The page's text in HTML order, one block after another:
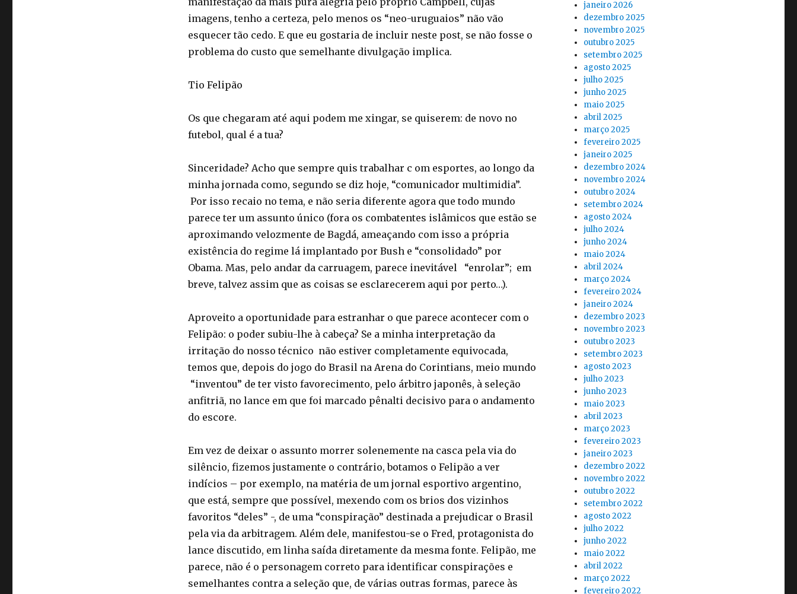
imagens, tenho a certeza, pelo menos os “neo-uruguaios” não vão
esquecer tão cedo. E que eu gostaria de incluir neste post, se não fosse o
problema do custo que semelhante divulgação implica.
Tio Felipão
Os que chegaram até aqui podem me xingar, se quiserem: de novo no
futebol, qual é a tua?
Sinceridade? Acho que sempre quis trabalhar c om esportes, ao longo da
minha jornada como, segundo se diz hoje, “comunicador multimidia”.
Por isso recaio no tema, e não seria diferente agora que todo mundo
parece ter um assunto único (fora os combatentes islâmicos que estão se
aproximando velozmente de Bagdá, ameaçando com isso a própria
existência do regime lá implantado por Bush e “consolidado” por
Obama. Mas, pelo andar da carruagem, parece inevitável “enrolar”; em
breve, talvez assim que as coisas se esclarecerem aqui por perto…).
Aproveito a oportunidade para estranhar o que parece acontecer com o
Felipão: o poder subiu-lhe à cabeça? Se a minha interpretação da
irritação do nosso técnico não estiver completamente equivocada,
temos que, depois do jogo do Brasil na Arena do Corintians, meio mundo
“inventou” de ter visto favorecimento, pelo árbitro japonês, à seleção
anfitriã, no lance em que foi marcado pênalti decisivo para o andamento
do escore.
Em vez de deixar o assunto morrer solenemente na casca pela via do
silêncio, fizemos justamente o contrário, botamos o Felipão a ver
indícios – por exemplo, na matéria de um jornal esportivo argentino,
que está, sempre que possível, mexendo com os brios dos vizinhos
favoritos “deles” -, de uma “conspiração” destinada a prejudicar o Brasil
pela via da arbitragem. Além dele, manifestou-se o Fred, protagonista do
lance discutido, em linha saída diretamente da mesma fonte. Felipão, me
parece, não é o personagem correto para identificar conspirações e
semelhantes contra a seleção que, de várias outras formas, parece às
janeiro 2026
dezembro 2025
novembro 2025
outubro 2025
setembro 2025
agosto 2025
julho 2025
junho 2025
maio 2025
abril 2025
março 2025
fevereiro 2025
janeiro 2025
dezembro 2024
novembro 2024
outubro 2024
setembro 2024
agosto 2024
julho 2024
junho 2024
maio 2024
abril 2024
março 2024
fevereiro 2024
janeiro 2024
dezembro 2023
novembro 2023
outubro 2023
setembro 2023
agosto 2023
julho 2023
junho 2023
maio 2023
abril 2023
março 2023
fevereiro 2023
janeiro 2023
dezembro 2022
novembro 2022
outubro 2022
setembro 2022
agosto 2022
julho 2022
junho 2022
maio 2022
abril 2022
março 2022
fevereiro 2022